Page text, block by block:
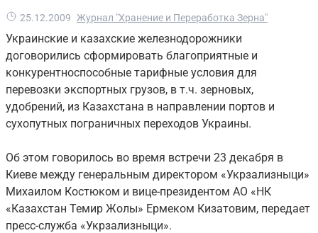
25.12.2009 Журнал "Хранение и Переработка Зерна"
Украинские и казахские железнодорожники
договорились сформировать благоприятные и
конкурентноспособные тарифные условия для
перевозки экспортных грузов, в т.ч. зерновых,
удобрений, из Казахстана в направлении портов и
сухопутных пограничных переходов Украины.
Об этом говорилось во время встречи 23 декабря в
Киеве между генеральным директором «Укрзализныци»
Михаилом Костюком и вице-президентом АО «НК
«Казахстан Темир Жолы» Ермеком Кизатовим, передает
пресс-служба «Укрзализныци».